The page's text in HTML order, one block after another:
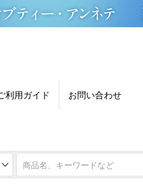
利用ガイド お問い合わせ